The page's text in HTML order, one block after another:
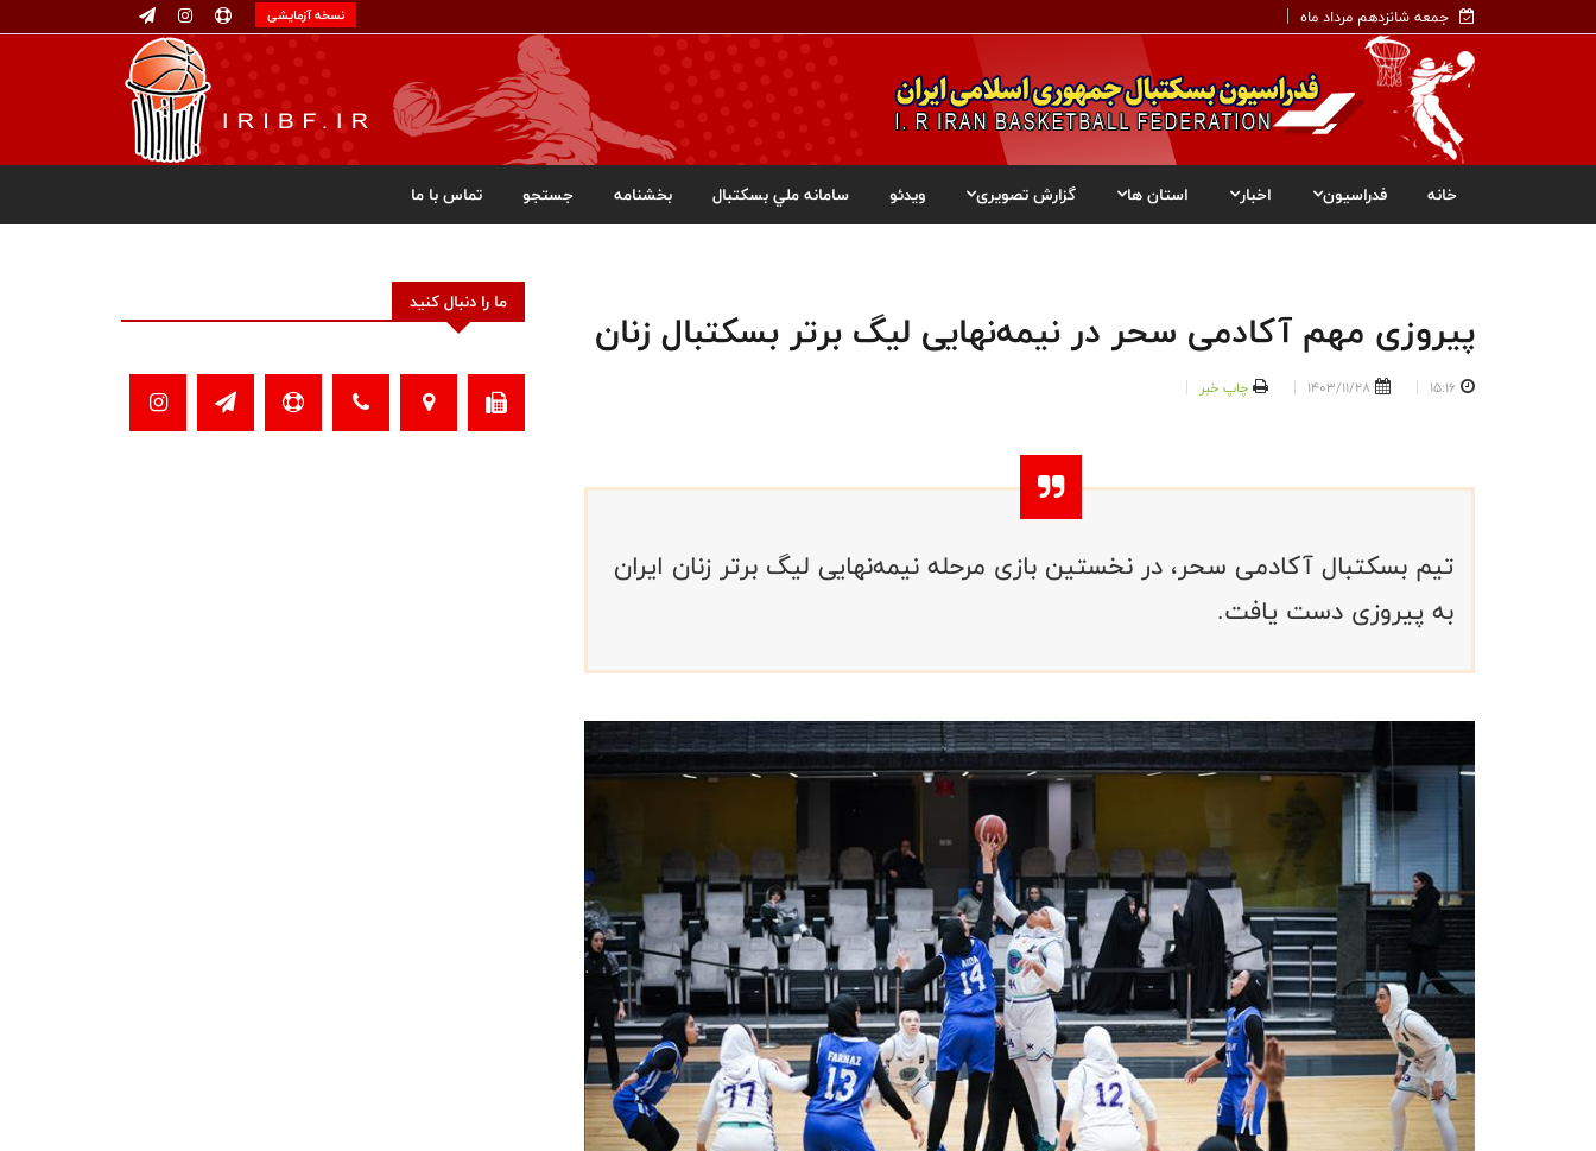
جمعه شانزدهم مرداد ماه نسخه آزمایشی
خانه فدراسیون اخبار استان ها گزارش تصویری ویدئو سامانه ملي بسکتبال بخشنامه جستجو تماس با ما
پیروزی مهم آکادمی سحر در نیمه‌نهایی لیگ برتر بسکتبال زنان
15:16
1403/11/28 چاپ خبر
تیم بسکتبال آکادمی سحر، در نخستین بازی مرحله نیمه‌نهایی لیگ برتر زنان ایران
به پیروزی دست یافت.
ما را دنبال کنید